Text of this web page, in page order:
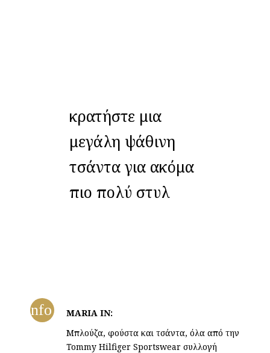
κρατήστε μια
μεγάλη ψάθινη
τσάντα για ακόμα
πιο πολύ στυλ
info
MARIA IN:
Μπλούζα, φούστα και τσάντα, όλα από την
Tommy Hilfiger Sportswear συλλογή